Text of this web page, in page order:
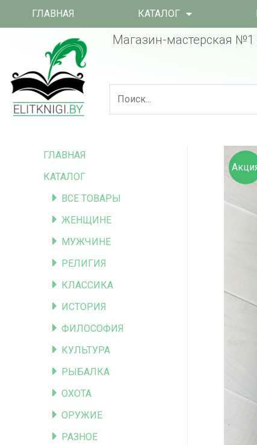
ГЛАВНАЯ КАТАЛОГ
Магазин-мастерская
ГЛАВНАЯ
КАТАЛОГ
ВСЕ ТОВАРЫ
ЖЕНЩИНЕ
МУЖЧИНЕ
РЕЛИГИЯ
КЛАССИКА
ИСТОРИЯ
ФИЛОСОФИЯ
КУЛЬТУРА
РЫБАЛКА
ОХОТА
ОРУЖИЕ
РАЗНОЕ